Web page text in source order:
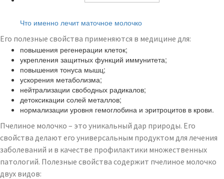
Что именно лечит маточное молочко
Его полезные свойства применяются в медицине для:
повышения регенерации клеток;
укрепления защитных функций иммунитета;
повышения тонуса мышц;
ускорения метаболизма;
нейтрализации свободных радикалов;
детоксикации солей металлов;
нормализации уровня гемоглобина и эритроцитов в крови.
Пчелиное молочко – это уникальный дар природы. Его
свойства делают его универсальным продуктом для лечения
заболеваний и в качестве профилактики множественных
патологий. Полезные свойства содержит пчелиное молочко
двух видов: